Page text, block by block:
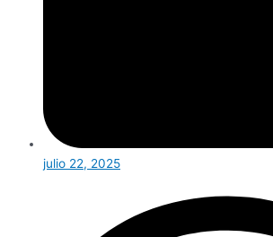
julio 22, 2025